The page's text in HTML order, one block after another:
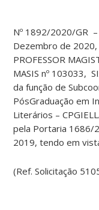
Nº 1892/2020/GR
Dezembro de
PROFESSOR
MASIS nº 103033,
da função de
PósGraduação em
Literários –
pela Portaria 1686/
2019, tendo em
(Ref. Solicitação